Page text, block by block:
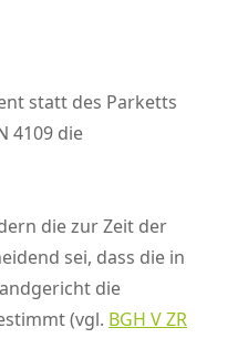
statt des Parketts
4109 die
die zur Zeit der
sei, dass die in
die
(vgl. BGH V ZR